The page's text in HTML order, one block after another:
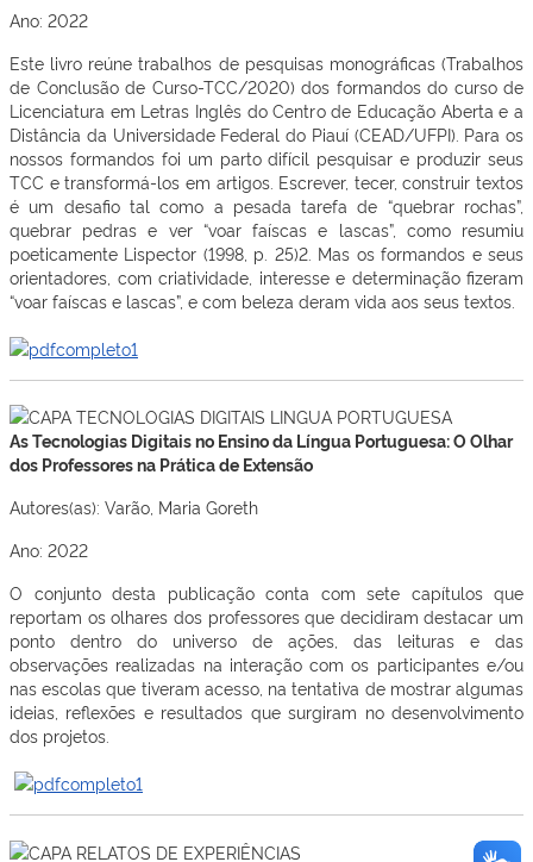
Ano: 2022
Este livro reúne trabalhos de pesquisas monográficas (Trabalhos
de Conclusão de Curso-TCC/2020) dos formandos do curso de
Licenciatura em Letras Inglês do Centro de Educação Aberta e a
Distância da Universidade Federal do Piauí (CEAD/UFPI). Para os
nossos formandos foi um parto difícil pesquisar e produzir seus
TCC e transformá-los em artigos. Escrever, tecer, construir textos
é um desafio tal como a pesada tarefa de “quebrar rochas”,
quebrar pedras e ver “voar faíscas e lascas”, como resumiu
poeticamente Lispector (1998, p. 25)2. Mas os formandos e seus
orientadores, com criatividade, interesse e determinação fizeram
“voar faíscas e lascas”, e com beleza deram vida aos seus textos.
As Tecnologias Digitais no Ensino da Língua Portuguesa: O Olhar
dos Professores na Prática de Extensão
Autores(as): Varão, Maria Goreth
Ano: 2022
O conjunto desta publicação conta com sete capítulos que
reportam os olhares dos professores que decidiram destacar um
ponto dentro do universo de ações, das leituras e das
observações realizadas na interação com os participantes e/ou
nas escolas que tiveram acesso, na tentativa de mostrar algumas
ideias, reflexões e resultados que surgiram no desenvolvimento
dos projetos.